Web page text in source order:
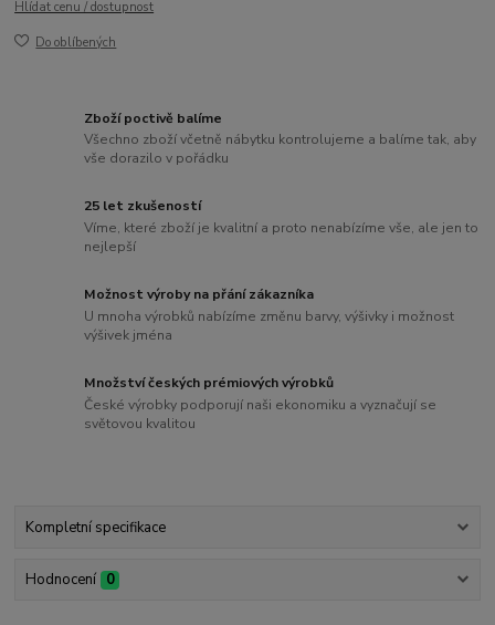
Hlídat cenu / dostupnost
Do oblíbených
Zboží poctivě balíme
Všechno zboží včetně nábytku kontrolujeme a balíme tak, aby
vše dorazilo v pořádku
25 let zkušeností
Víme, které zboží je kvalitní a proto nenabízíme vše, ale jen to
nejlepší
Možnost výroby na přání zákazníka
U mnoha výrobků nabízíme změnu barvy, výšivky i možnost
výšivek jména
Množství českých prémiových výrobků
České výrobky podporují naši ekonomiku a vyznačují se
světovou kvalitou
Kompletní specifikace
Hodnocení 0